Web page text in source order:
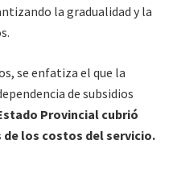
la gradualidad y la
se enfatiza el que la
de subsidios
Provincial cubrió
los costos del servicio.